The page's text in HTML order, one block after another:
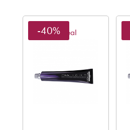
L'oreal
-40%